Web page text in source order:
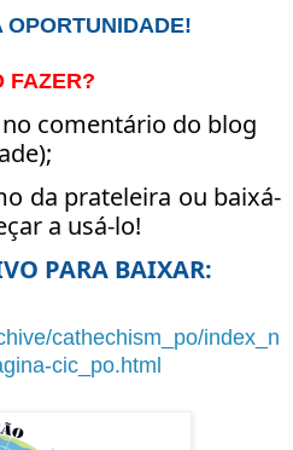
OPORTUNIDADE!
FAZER?
comentário do blog
da prateleira ou baixá-
a usá-lo!
PARA BAIXAR:
cathechism_po/index_n
cic_po.html